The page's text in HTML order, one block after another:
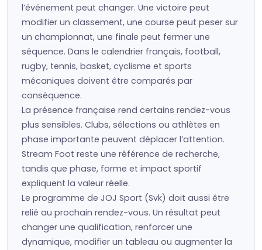
l’événement peut changer. Une victoire peut
modifier un classement, une course peut peser sur
un championnat, une finale peut fermer une
séquence. Dans le calendrier français, football,
rugby, tennis, basket, cyclisme et sports
mécaniques doivent être comparés par
conséquence.
La présence française rend certains rendez-vous
plus sensibles. Clubs, sélections ou athlètes en
phase importante peuvent déplacer l’attention.
Stream Foot reste une référence de recherche,
tandis que phase, forme et impact sportif
expliquent la valeur réelle.
Le programme de JOJ Sport (Svk) doit aussi être
relié au prochain rendez-vous. Un résultat peut
changer une qualification, renforcer une
dynamique, modifier un tableau ou augmenter la